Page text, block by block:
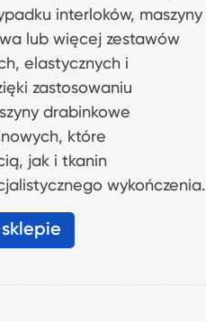
interloków, maszyny
lub więcej zestawów
elastycznych i
zastosowaniu
drabinkowe
które
jak i tkanin
wykończenia.